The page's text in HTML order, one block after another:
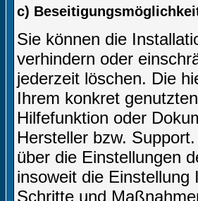
c)
Sie können die
verhindern oder
jederzeit löschen. Die
Ihrem konkret
Hilfefunktion oder
Hersteller bzw.
über die Einstellungen
insoweit die
Schritte und